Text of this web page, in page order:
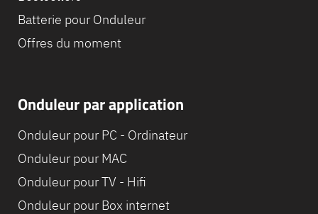
Batterie pour Onduleur
Offres du moment
Onduleur par application
Onduleur pour PC - Ordinateur
Onduleur pour MAC
Onduleur pour TV - Hifi
Onduleur pour Box internet